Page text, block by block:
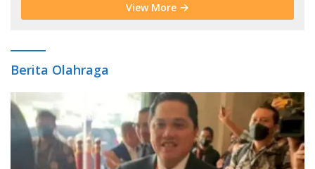
View More
Berita Olahraga